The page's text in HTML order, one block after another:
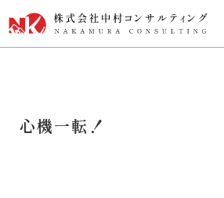
心機一転！